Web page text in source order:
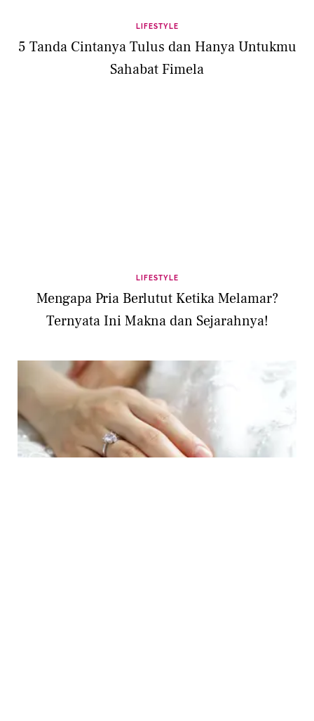
LIFESTYLE
5 Tanda Cintanya Tulus dan Hanya Untukmu
Sahabat Fimela
LIFESTYLE
Mengapa Pria Berlutut Ketika Melamar?
Ternyata Ini Makna dan Sejarahnya!